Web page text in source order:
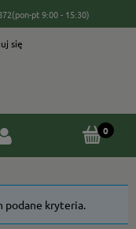
(pon-pt 9:00 - 15:30)
się
podane kryteria.